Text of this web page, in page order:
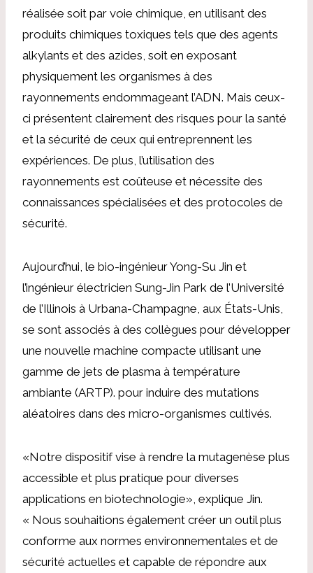
réalisée soit par voie chimique, en utilisant des
produits chimiques toxiques tels que des agents
alkylants et des azides, soit en exposant
physiquement les organismes à des
rayonnements endommageant l’ADN. Mais ceux-
ci présentent clairement des risques pour la santé
et la sécurité de ceux qui entreprennent les
expériences. De plus, l’utilisation des
rayonnements est coûteuse et nécessite des
connaissances spécialisées et des protocoles de
sécurité.
Aujourd’hui, le bio-ingénieur Yong-Su Jin et
l’ingénieur électricien Sung-Jin Park de l’Université
de l’Illinois à Urbana-Champagne, aux États-Unis,
se sont associés à des collègues pour développer
une nouvelle machine compacte utilisant une
gamme de jets de plasma à température
ambiante (ARTP). pour induire des mutations
aléatoires dans des micro-organismes cultivés.
«Notre dispositif vise à rendre la mutagenèse plus
accessible et plus pratique pour diverses
applications en biotechnologie», explique Jin.
« Nous souhaitions également créer un outil plus
conforme aux normes environnementales et de
sécurité actuelles et capable de répondre aux